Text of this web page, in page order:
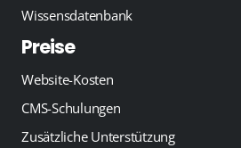
Wissensdatenbank
Preise
Website-Kosten
CMS-Schulungen
Zusätzliche Unterstützung